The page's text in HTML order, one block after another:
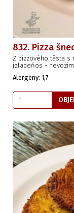
832. Pizza
Z pizzového těsta s
jalapeňos -
Alergeny: 1,7